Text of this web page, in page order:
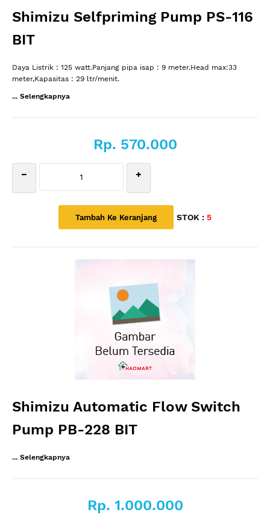
Shimizu Selfpriming Pump PS-116
BIT
Daya Listrik : 125 watt.Panjang pipa isap : 9 meter.Head max:33
meter,Kapasitas : 29 ltr/menit.
... Selengkapnya
Rp. 570.000
STOK : 5
Shimizu Automatic Flow Switch
Pump PB-228 BIT
... Selengkapnya
Rp. 1.000.000